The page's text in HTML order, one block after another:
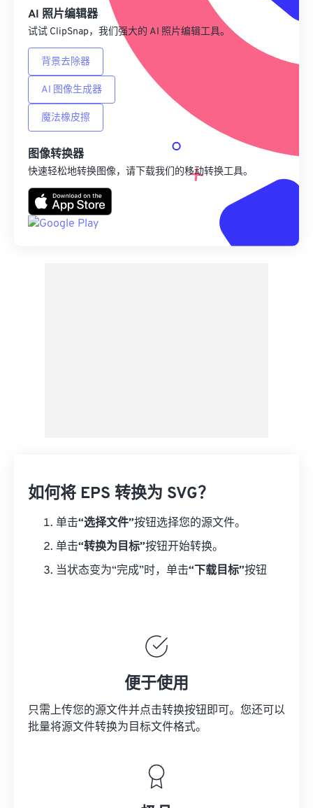
AI 照片编辑器
试试 ClipSnap，我们强大的 AI 照片编辑工具。
背景去除器
AI 图像生成器
魔法橡皮擦
图像转换器
快速轻松地转换图像，请下载我们的移动转换工具。
如何将 EPS 转换为 SVG？
单击“选择文件”按钮选择您的源文件。
单击“转换为目标”按钮开始转换。
当状态变为“完成”时，单击“下载目标”按钮
便于使用
只需上传您的源文件并点击转换按钮即可。您还可以
批量将源文件转换为目标文件格式。